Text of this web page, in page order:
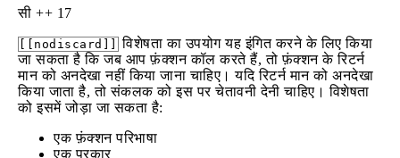
सी ++ 17
[[nodiscard]]
विशेषता का उपयोग यह इंगित करने के लिए किया
जा सकता है कि जब आप फ़ंक्शन कॉल करते हैं, तो फ़ंक्शन के रिटर्न
मान को अनदेखा नहीं किया जाना चाहिए। यदि रिटर्न मान को अनदेखा
किया जाता है, तो संकलक को इस पर चेतावनी देनी चाहिए। विशेषता
को इसमें जोड़ा जा सकता है:
एक फ़ंक्शन परिभाषा
एक प्रकार